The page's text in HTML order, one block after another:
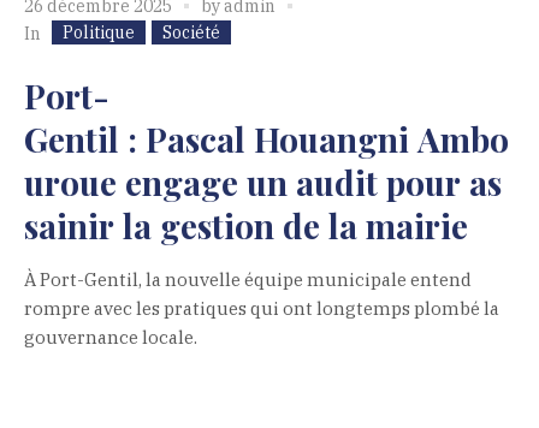
26 décembre 2025 byadmin
In
Politique Société
Port-
Gentil : Pascal Houangni Ambo
uroue engage un audit pour as
sainir la gestion de la mairie
À Port-Gentil, la nouvelle équipe municipale entend
rompre avec les pratiques qui ont longtemps plombé la
gouvernance locale.